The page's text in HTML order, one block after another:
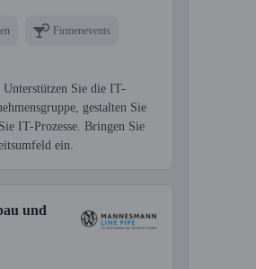
Firmenevents
Sie die IT-
gestalten Sie
IT-Prozesse. Bringen Sie
ein.
und